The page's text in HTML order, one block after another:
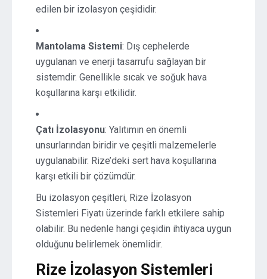
edilen bir izolasyon çeşididir.
Mantolama Sistemi: Dış cephelerde
uygulanan ve enerji tasarrufu sağlayan bir
sistemdir. Genellikle sıcak ve soğuk hava
koşullarına karşı etkilidir.
Çatı İzolasyonu: Yalıtımın en önemli
unsurlarından biridir ve çeşitli malzemelerle
uygulanabilir. Rize’deki sert hava koşullarına
karşı etkili bir çözümdür.
Bu izolasyon çeşitleri, Rize İzolasyon
Sistemleri Fiyatı üzerinde farklı etkilere sahip
olabilir. Bu nedenle hangi çeşidin ihtiyaca uygun
olduğunu belirlemek önemlidir.
Rize İzolasyon Sistemleri